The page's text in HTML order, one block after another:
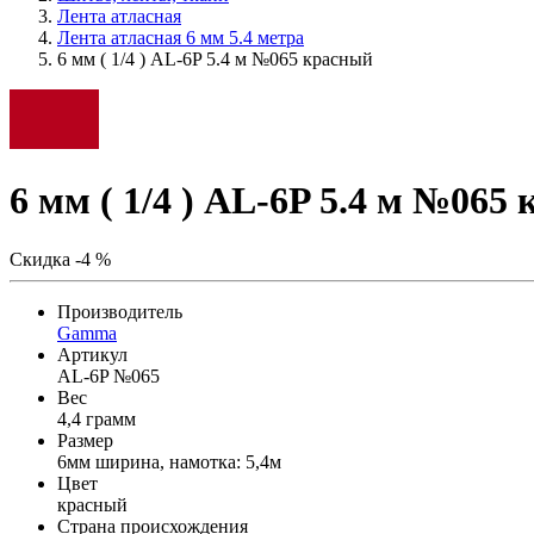
Лента атласная
Лента атласная 6 мм 5.4 метра
6 мм ( 1/4 ) AL-6P 5.4 м №065 красный
6 мм ( 1/4 ) AL-6P 5.4 м №065
Скидка -4 %
Производитель
Gamma
Артикул
AL-6P №065
Вес
4,4 грамм
Размер
6мм ширина, намотка: 5,4м
Цвет
красный
Страна происхождения